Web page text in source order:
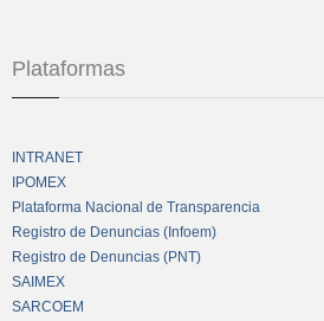
Plataformas
INTRANET
IPOMEX
Plataforma Nacional de Transparencia
Registro de Denuncias (Infoem)
Registro de Denuncias (PNT)
SAIMEX
SARCOEM